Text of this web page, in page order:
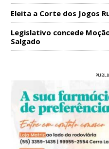
Eleita a Corte dos Jogos
Legislativo concede
Salgado